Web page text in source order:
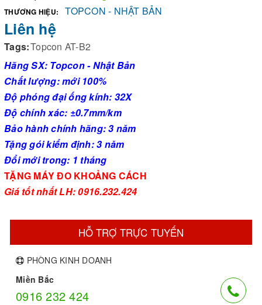
THƯƠNG HIỆU: TOPCON - NHẬT BẢN
Liên hệ
Tags:Topcon AT-B2
Hãng SX: Topcon - Nhật Bản
Chất lượng: mới 100%
Độ phóng đại ống kính: 32X
Độ chính xác: ±0.7mm/km
Bảo hành chính hãng: 3 năm
Tặng gói kiểm định: 3 năm
Đổi mới trong: 1 tháng
TẶNG MÁY ĐO KHOẢNG CÁCH
Giá tốt nhất LH: 0916.232.424
HỖ TRỢ TRỰC TUYẾN
PHÒNG KINH DOANH
Miền Bắc
0916 232 424